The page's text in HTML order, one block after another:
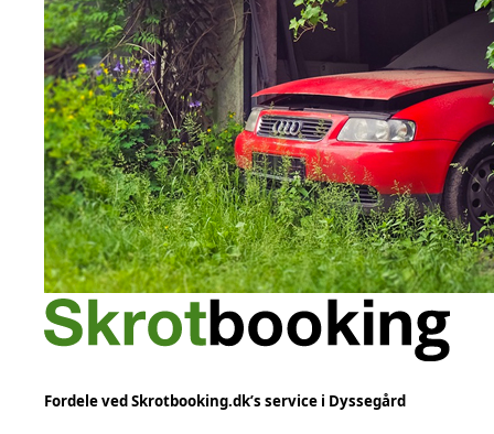
Fordele ved Skrotbooking.dk’s service i Dyssegård